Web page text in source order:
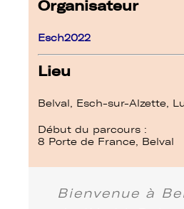
Organisateur
Esch2022
Lieu
Belval, Esch-sur-Alzette,
Début du parcours :
8 Porte de France, Belval
Bienvenue à